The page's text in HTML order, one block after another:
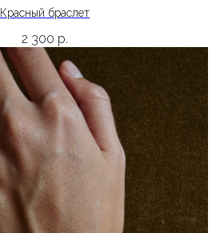
Красный браслет
2 300 р.